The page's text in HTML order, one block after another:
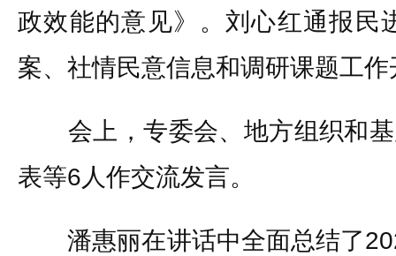
政效能的意见》。刘心红通报民
案、社情民意信息和调研课题工
会上，专委会、地方组织和基
表等6人作交流发言。
潘惠丽在讲话中全面总结了